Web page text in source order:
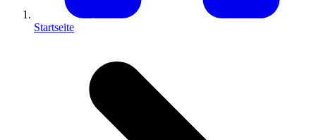
Startseite